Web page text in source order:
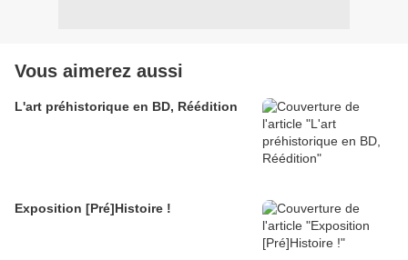
Vous aimerez aussi
L'art préhistorique en BD, Réédition
Exposition [Pré]Histoire !